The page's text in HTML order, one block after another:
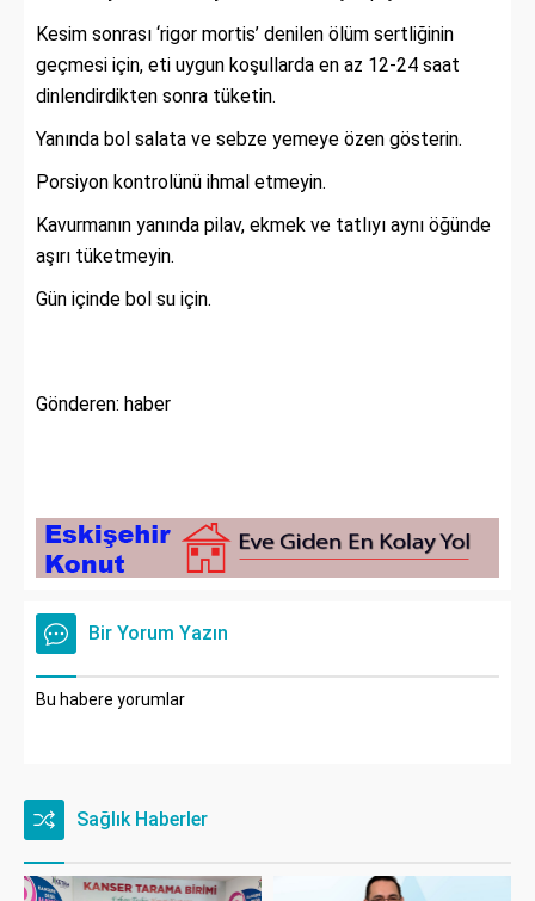
Kesim sonrası ‘rigor mortis’ denilen ölüm sertliğinin
geçmesi için, eti uygun koşullarda en az 12-24 saat
dinlendirdikten sonra tüketin.
Yanında bol salata ve sebze yemeye özen gösterin.
Porsiyon kontrolünü ihmal etmeyin.
Kavurmanın yanında pilav, ekmek ve tatlıyı aynı öğünde
aşırı tüketmeyin.
Gün içinde bol su için.
Gönderen: haber
Bir Yorum Yazın
Bu habere yorumlar
Sağlık Haberler